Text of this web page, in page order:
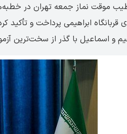
موقت نماز جمعه تهران در
ابراهیمی پرداخت و تأکید
و اسماعیل با گذر از سخت‌ترین